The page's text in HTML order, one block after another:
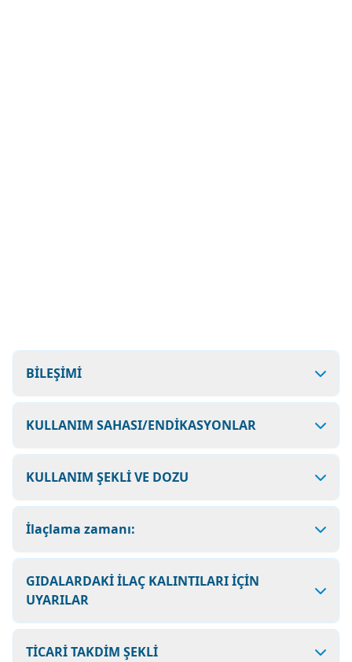
BİLEŞİMİ
KULLANIM SAHASI/ENDİKASYONLAR
KULLANIM ŞEKLİ VE DOZU
İlaçlama zamanı:
GIDALARDAKİ İLAÇ KALINTILARI İÇİN
UYARILAR
TİCARİ TAKDİM ŞEKLİ